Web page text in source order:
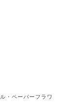
・ペーパーフラワ